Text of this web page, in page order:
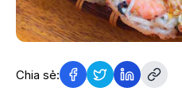
Chia sẻ: